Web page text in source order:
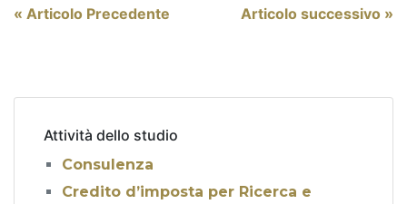
Navigazione
« Articolo Precedente Articolo successivo »
Attività dello studio
Consulenza
Credito d’imposta per Ricerca e